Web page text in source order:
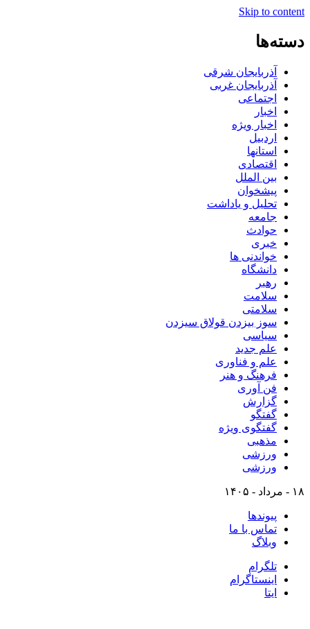
Skip to content
دسته‌ها
آذربایجان شرقی
آذربایجان غربی
اجتماعی
اخبار
اخبار ویژه
اردبیل
استانها
اقتصادی
بین الملل
پیشخوان
تحلیل و یاداشت
جامعه
حوادث
خبری
خواندنی ها
دانشگاه
رهبر
سلامت
سلامتی
سوز بیزدن قولاق سیزدن
سیاسی
علم جدید
علم و فناوری
فرهنگ و هنر
فن آوری
گزارش
گفتگو
گفتگوی ویژه
مذهبی
ورزشی
ورزشی
۱۸ - مرداد - ۱۴۰۵
پیوندها
تماس با ما
وبلاگ
تلگرام
اینستاگرام
ایتا